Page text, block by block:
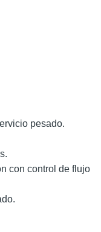
pesado.
con control de flujo